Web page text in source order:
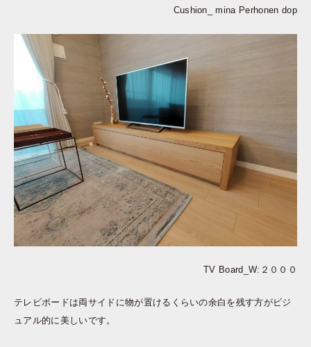
Cushion_ mina Perhonen dop
TV Board_W:２０００
テレビボードは両サイドに物が置けるくらいの余白を残す方がビジ
ュアル的に美しいです。